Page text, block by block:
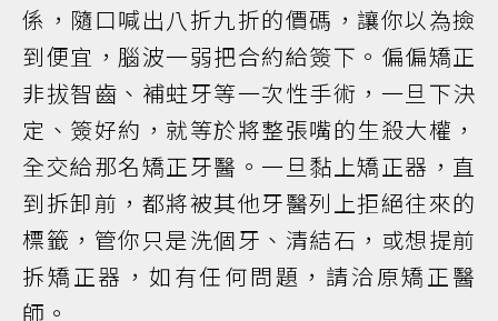
係，隨口喊出八折九折的價碼，讓你以為撿
到便宜，腦波一弱把合約給簽下。偏偏矯正
非拔智齒、補蛀牙等一次性手術，一旦下決
定、簽好約，就等於將整張嘴的生殺大權，
全交給那名矯正牙醫。一旦黏上矯正器，直
到拆卸前，都將被其他牙醫列上拒絕往來的
標籤，管你只是洗個牙、清結石，或想提前
拆矯正器，如有任何問題，請洽原矯正醫
師。